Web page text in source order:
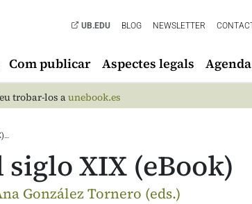
UB.EDU BLOG NEWSLETTER
Com publicar Aspectes legals Agenda
trobar-los aunebook.es
XIX (eBook)
González Tornero (eds.)